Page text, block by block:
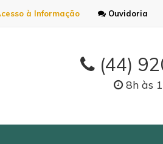
Ouvidoria
à Informação
(44)
8h às